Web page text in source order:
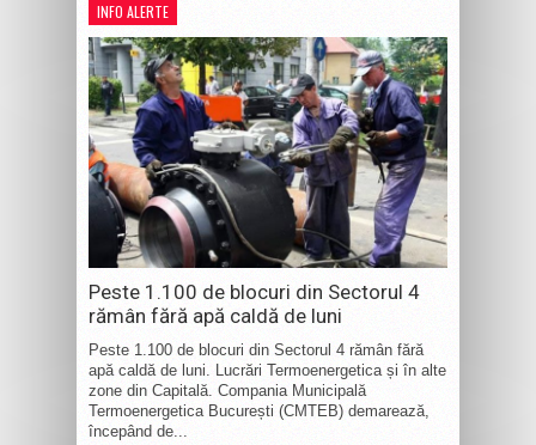
INFO ALERTE
Peste 1.100 de blocuri din Sectorul 4
rămân fără apă caldă de luni
Peste 1.100 de blocuri din Sectorul 4 rămân fără
apă caldă de luni. Lucrări Termoenergetica și în alte
zone din Capitală. Compania Municipală
Termoenergetica București (CMTEB) demarează,
începând de...